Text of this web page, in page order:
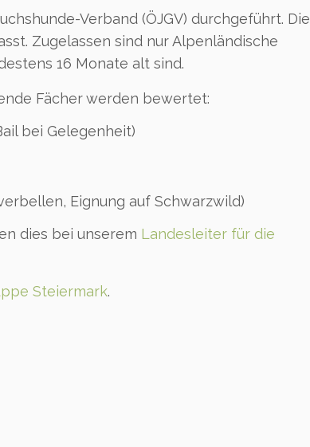
Verband (ÖJGV) durchgeführt. Die
Zugelassen sind nur Alpenländische
16 Monate alt sind.
Fächer werden bewertet:
bei Gelegenheit)
Eignung auf Schwarzwild)
dies bei unserem Landesleiter für die
Steiermark.